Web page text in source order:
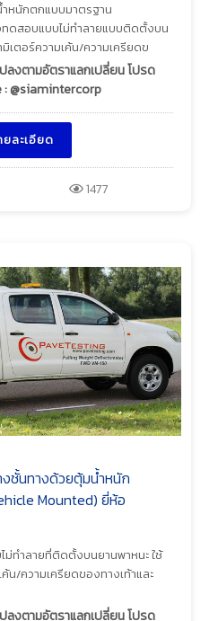
ำหนักตกแบบมาตรฐาน
ทดสอบแบบไม่ทำลายแบบติดตั้งบน
เตอร์ความเค้น/ความเครียดข
ลงตามอัตราแลกเปลี่ยน โปรด
: @siamintercorp
ละเอียด
1477
ชั้นทางด้วยตุ้มน้ำหนัก
Mounted) ยี่ห้อ
ทำลายที่ติดตั้งบนยานพาหนะ ใช้
น/ความเครียดของทางเท้าและ
ลงตามอัตราแลกเปลี่ยน โปรด